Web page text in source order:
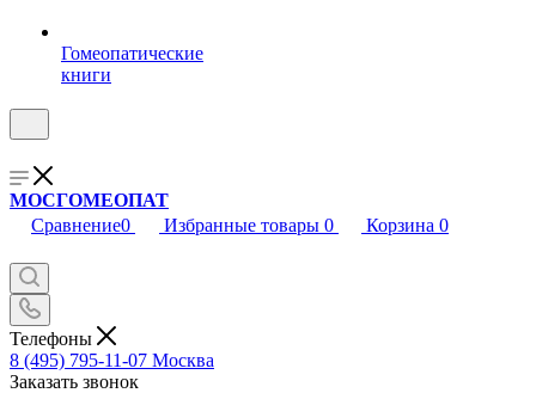
Гомеопатические
книги
МОСГОМЕОПАТ
Сравнение0 Избранные товары 0 Корзина 0
Телефоны
8 (495) 795-11-07 Москва
Заказать звонок